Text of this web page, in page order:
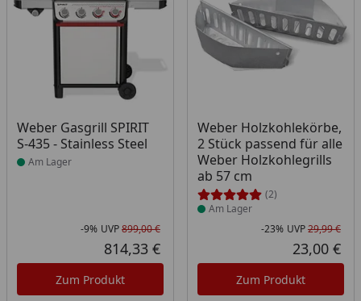
Weber Gasgrill SPIRIT
S-435 - Stainless Steel
Produkt am Lager
Am Lager
Rabatt in Prozent
-9%
Ursprünglicher Preis
UVP899,00 €
Aktueller Preis
814,33 €
Zum Produkt
Weber Holzkohlekörbe,
2 Stück passend für alle
Weber Holzkohlegrills
ab 57 cm
(2)
Produkt am Lager
Am Lager
-23% UVP29,99 €
23,00 €
Zum Produkt